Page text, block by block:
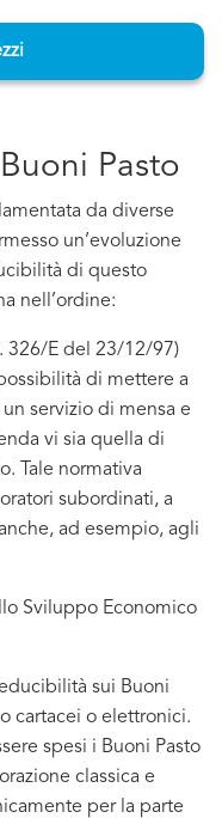
Pasto
da diverse
un’evoluzione
di questo
nell’ordine:
326/E del 23/12/97)
di mettere a
servizio di mensa e
vi sia quella di
Tale normativa
subordinati, a
ad esempio, agli
Sviluppo Economico
sui Buoni
cartacei o elettronici.
spesi i Buoni Pasto
classica e
per la parte